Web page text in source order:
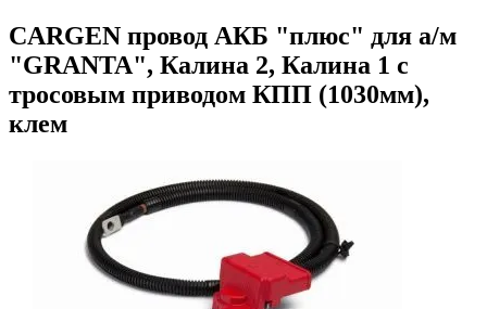
CARGEN провод АКБ "плюс" для а/м
"GRANTA", Калина 2, Калина 1 с
тросовым приводом КПП (1030мм),
клем